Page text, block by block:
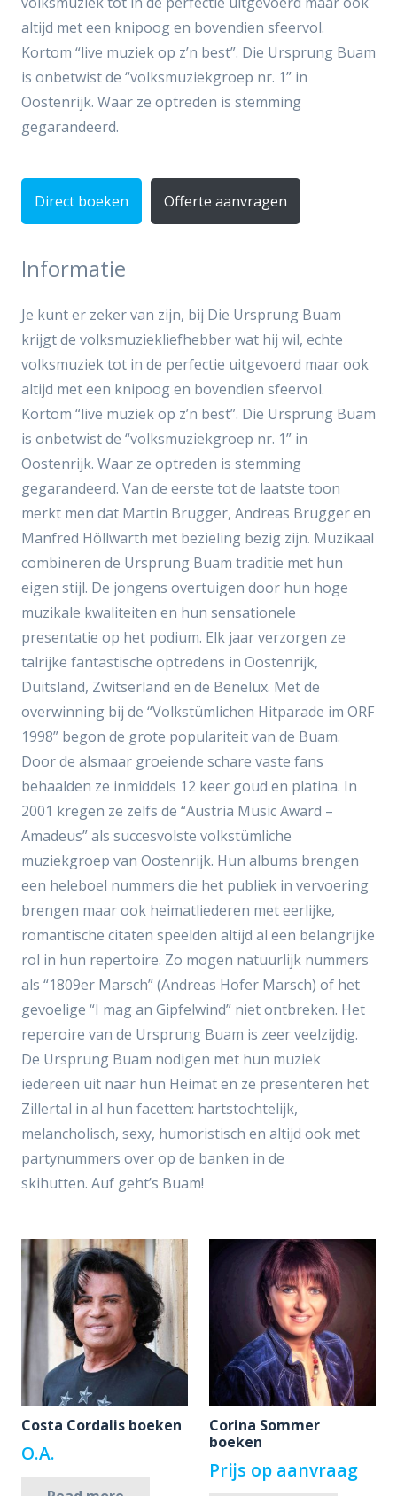
altijd met een knipoog en bovendien sfeervol.
Kortom “live muziek op z’n best”. Die Ursprung Buam
is onbetwist de “volksmuziekgroep nr. 1” in
Oostenrijk. Waar ze optreden is stemming
gegarandeerd.
Direct boeken Offerte aanvragen
Informatie
Je kunt er zeker van zijn, bij Die Ursprung Buam
krijgt de volksmuziekliefhebber wat hij wil, echte
volksmuziek tot in de perfectie uitgevoerd maar ook
altijd met een knipoog en bovendien sfeervol.
Kortom “live muziek op z’n best”. Die Ursprung Buam
is onbetwist de “volksmuziekgroep nr. 1” in
Oostenrijk. Waar ze optreden is stemming
gegarandeerd. Van de eerste tot de laatste toon
merkt men dat Martin Brugger, Andreas Brugger en
Manfred Höllwarth met bezieling bezig zijn. Muzikaal
combineren de Ursprung Buam traditie met hun
eigen stijl. De jongens overtuigen door hun hoge
muzikale kwaliteiten en hun sensationele
presentatie op het podium. Elk jaar verzorgen ze
talrijke fantastische optredens in Oostenrijk,
Duitsland, Zwitserland en de Benelux. Met de
overwinning bij de “Volkstümlichen Hitparade im ORF
1998” begon de grote populariteit van de Buam.
Door de alsmaar groeiende schare vaste fans
behaalden ze inmiddels 12 keer goud en platina. In
2001 kregen ze zelfs de “Austria Music Award –
Amadeus” als succesvolste volkstümliche
muziekgroep van Oostenrijk. Hun albums brengen
een heleboel nummers die het publiek in vervoering
brengen maar ook heimatliederen met eerlijke,
romantische citaten speelden altijd al een belangrijke
rol in hun repertoire. Zo mogen natuurlijk nummers
als “1809er Marsch” (Andreas Hofer Marsch) of het
gevoelige “I mag an Gipfelwind” niet ontbreken. Het
reperoire van de Ursprung Buam is zeer veelzijdig.
De Ursprung Buam nodigen met hun muziek
iedereen uit naar hun Heimat en ze presenteren het
Zillertal in al hun facetten: hartstochtelijk,
melancholisch, sexy, humoristisch en altijd ook met
partynummers over op de banken in de
skihutten. Auf geht’s Buam!
Costa Cordalis boeken
O.A.
Corina Sommer
boeken
Prijs op aanvraag